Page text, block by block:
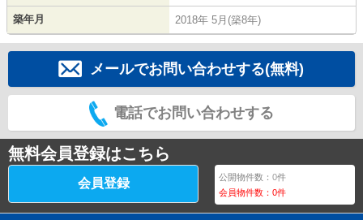
築年月 2018年 5月(築8年)
メールでお問い合わせする(無料)
電話でお問い合わせする
無料会員登録はこちら
会員登録 公開物件数：0件
会員物件数：0件